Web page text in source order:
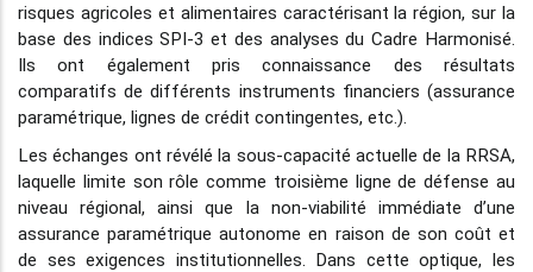
risques agricoles et alimentaires caractérisant la région, sur la
base des indices SPI-3 et des analyses du Cadre Harmonisé.
Ils ont également pris connaissance des résultats
comparatifs de différents instruments financiers (assurance
paramétrique, lignes de crédit contingentes, etc.).
Les échanges ont révélé la sous-capacité actuelle de la RRSA,
laquelle limite son rôle comme troisième ligne de défense au
niveau régional, ainsi que la non-viabilité immédiate d’une
assurance paramétrique autonome en raison de son coût et
de ses exigences institutionnelles. Dans cette optique, les